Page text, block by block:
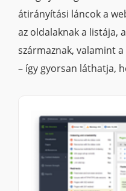
átirányítási láncok a
az oldalaknak a listája,
származnak, valamint
– így gyorsan láthatja,